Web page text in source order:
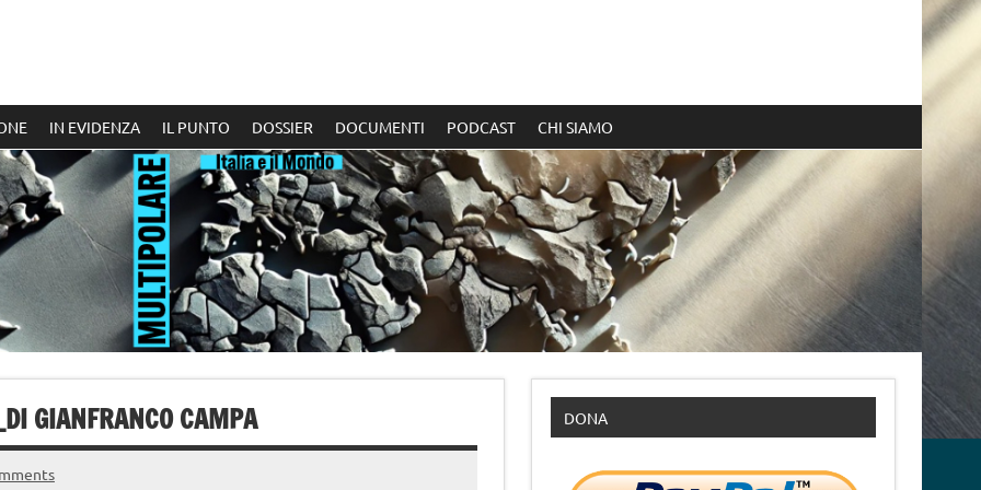
IN EVIDENZA IL PUNTO DOSSIER DOCUMENTI PODCAST CHI SIAMO
GIANFRANCO CAMPA DONA